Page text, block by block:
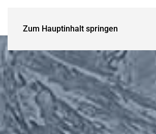
Zum Hauptinhalt springen